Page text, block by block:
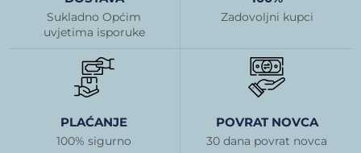
Sukladno Općim
uvjetima isporuke
Zadovoljni kupci
PLAĆANJE
100% sigurno
POVRAT NOVCA
30 dana povrat novca